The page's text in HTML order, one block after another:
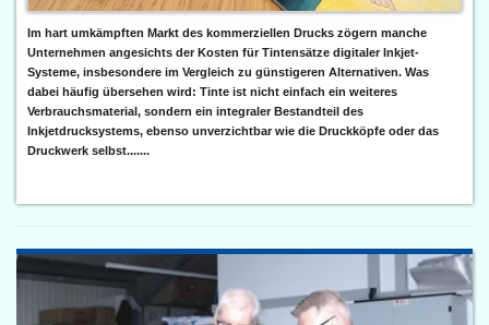
Im hart umkämpften Markt des kommerziellen Drucks zögern manche
Unternehmen angesichts der Kosten für Tintensätze digitaler Inkjet-
Systeme, insbesondere im Vergleich zu günstigeren Alternativen. Was
dabei häufig übersehen wird: Tinte ist nicht einfach ein weiteres
Verbrauchsmaterial, sondern ein integraler Bestandteil des
Inkjetdrucksystems, ebenso unverzichtbar wie die Druckköpfe oder das
Druckwerk selbst.......